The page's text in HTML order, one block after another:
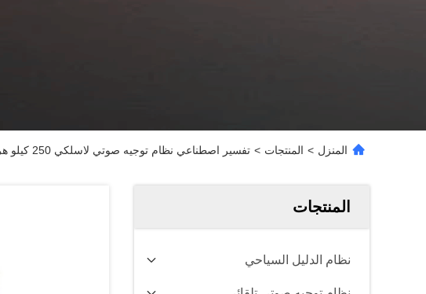
المنزل > المنتجات > تفسير اصطناعي نظام توجيه صوتي لاسلكي 250 كيلو هرتز مسجل مسبقًا
المنتجات
نظام الدليل السياحي